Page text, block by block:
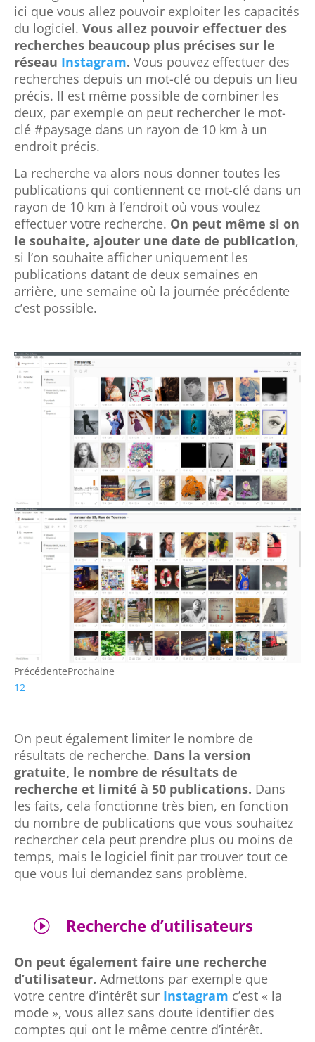
ici que vous allez pouvoir exploiter les capacités
du logiciel. Vous allez pouvoir effectuer des
recherches beaucoup plus précises sur le
réseau Instagram. Vous pouvez effectuer des
recherches depuis un mot-clé ou depuis un lieu
précis. Il est même possible de combiner les
deux, par exemple on peut rechercher le mot-
clé #paysage dans un rayon de 10 km à un
endroit précis.
La recherche va alors nous donner toutes les
publications qui contiennent ce mot-clé dans un
rayon de 10 km à l’endroit où vous voulez
effectuer votre recherche. On peut même si on
le souhaite, ajouter une date de publication,
si l’on souhaite afficher uniquement les
publications datant de deux semaines en
arrière, une semaine où la journée précédente
c’est possible.
PrécédenteProchaine
1 2
On peut également limiter le nombre de
résultats de recherche. Dans la version
gratuite, le nombre de résultats de
recherche et limité à 50 publications. Dans
les faits, cela fonctionne très bien, en fonction
du nombre de publications que vous souhaitez
rechercher cela peut prendre plus ou moins de
temps, mais le logiciel finit par trouver tout ce
que vous lui demandez sans problème.
I Recherche d’utilisateurs
On peut également faire une recherche
d’utilisateur. Admettons par exemple que
votre centre d’intérêt sur Instagram c’est « la
mode », vous allez sans doute identifier des
comptes qui ont le même centre d’intérêt.